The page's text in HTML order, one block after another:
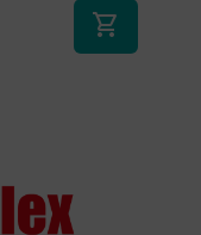
shopping_cart